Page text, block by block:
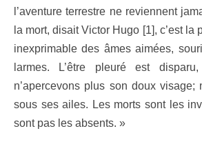
l’aventure terrestre ne reviennent
la mort, disait Victor Hugo [1], c’est la
inexprimable des âmes aimées,
larmes. L’être pleuré est
n’apercevons plus son doux visage;
sous ses ailes. Les morts sont les
sont pas les absents. »